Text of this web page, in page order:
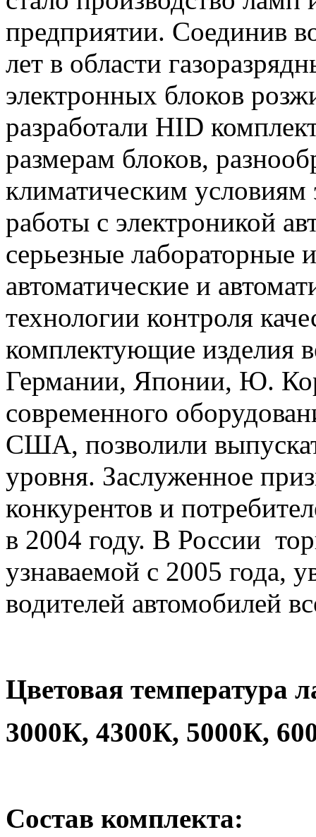
предприятии. Соединив
лет в области
электронных блоков
разработали HID
размерам блоков,
климатическим условиям
работы с электроникой
серьезные лабораторные
автоматические и
технологии контроля
комплектующие изделия
Германии, Японии, Ю.
современного
США, позволили
уровня. Заслуженное
конкурентов и
в 2004 году. В России
узнаваемой с 2005 года,
водителей автомобилей
Цветовая температура
3000К, 4300К, 5000К,
Состав комплекта: